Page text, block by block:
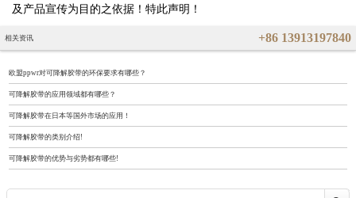
及产品宣传为目的之依据！特此声明！
相关资讯 +86 13913197840
欧盟ppwr对可降解胶带的环保要求有哪些？
可降解胶带的应用领域都有哪些？
可降解胶带在日本等国外市场的应用！
可降解胶带的类别介绍!
可降解胶带的优势与劣势都有哪些!